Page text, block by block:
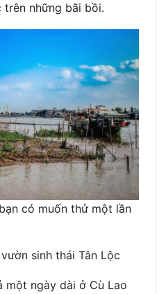
trên những bãi bồi.
có muốn thử một lần
sinh thái Tân Lộc
một ngày dài ở Cù Lao